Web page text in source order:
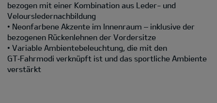
bezogen mit einer Kombination aus Leder- und
Veloursledernachbildung
• Neonfarbene Akzente im Innenraum – inklusive der
bezogenen Rückenlehnen der Vordersitze
• Variable Ambientebeleuchtung, die mit den
GT‑Fahrmodi verknüpft ist und das sportliche Ambiente
verstärkt